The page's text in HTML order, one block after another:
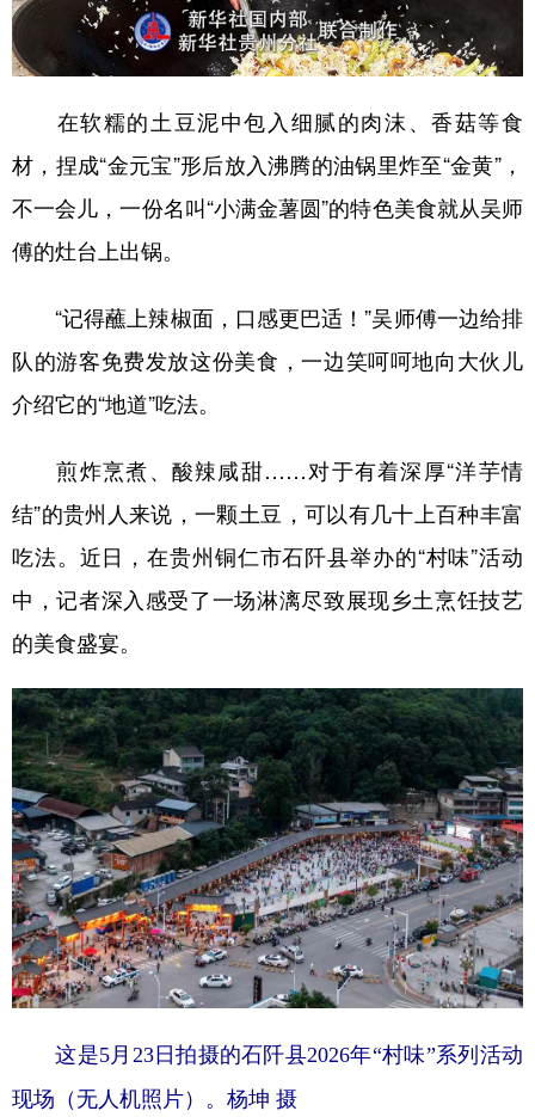
浙江 安徽 福建
山东 河南 湖北 湖南
广东 广西 海南 重庆
四川 贵州 云南 西藏
多语种频道
Русский язык 日本語 한국어
Deutsch Português
在软糯的土豆泥中包入细腻的肉沫、香菇等食
材，捏成“金元宝”形后放入沸腾的油锅里炸至“金黄”，
不一会儿，一份名叫“小满金薯圆”的特色美食就从吴师
傅的灶台上出锅。
“记得蘸上辣椒面，口感更巴适！”吴师傅一边给排
队的游客免费发放这份美食，一边笑呵呵地向大伙儿
介绍它的“地道”吃法。
煎炸烹煮、酸辣咸甜……对于有着深厚“洋芋情
结”的贵州人来说，一颗土豆，可以有几十上百种丰富
吃法。近日，在贵州铜仁市石阡县举办的“村味”活动
中，记者深入感受了一场淋漓尽致展现乡土烹饪技艺
的美食盛宴。
这是5月23日拍摄的石阡县2026年“村味”系列活动
现场（无人机照片）。杨坤 摄